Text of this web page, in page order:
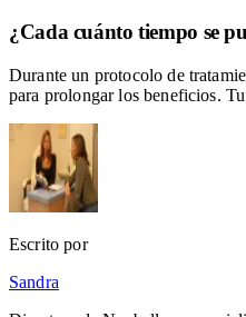
¿Cada cuánto tiempo se
Durante un protocolo de
para prolongar los beneficios.
Escrito por
Sandra